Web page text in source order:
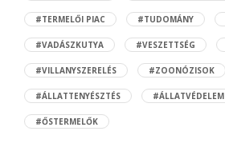
#TERMELŐI PIAC #TUDOMÁNY
#VADÁSZKUTYA #VESZETTSÉG
#VILLANYSZERELÉS #ZOONÓZISOK
#ÁLLATTENYÉSZTÉS #ÁLLATVÉDELEM
#ŐSTERMELŐK